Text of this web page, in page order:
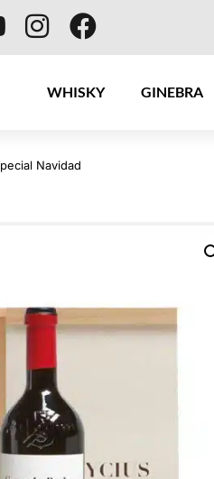
WHISKY GINEBRA
Navidad